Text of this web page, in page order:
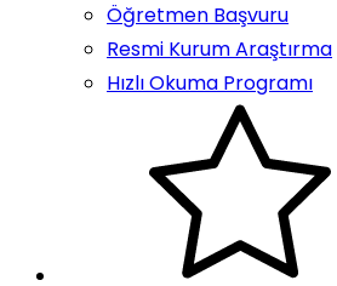
Öğretmen Başvuru
Resmi Kurum Araştırma
Hızlı Okuma Programı